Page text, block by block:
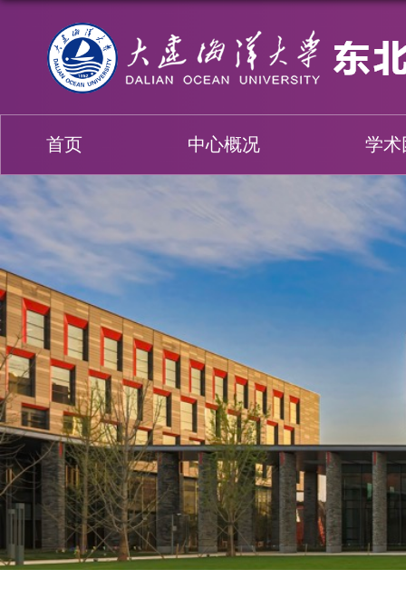
首页 中心概况 学术